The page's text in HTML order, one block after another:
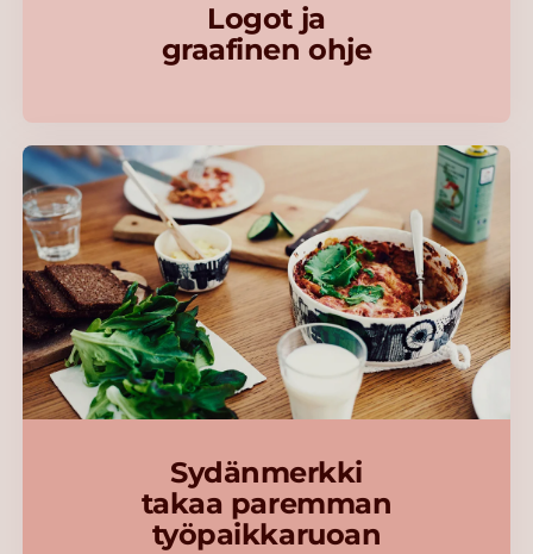
Logot ja
graafinen ohje
Sydänmerkki
takaa paremman
työpaikkaruoan